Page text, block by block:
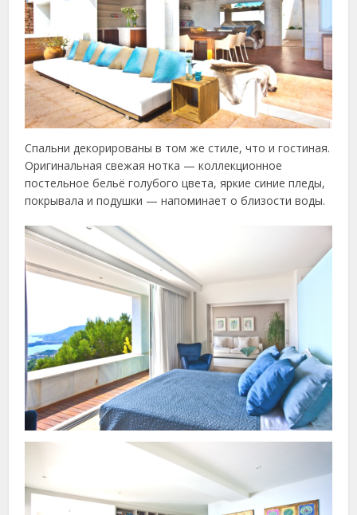
Спальни декорированы в том же стиле, что и гостиная.
Оригинальная свежая нотка — коллекционное
постельное бельё голубого цвета, яркие синие пледы,
покрывала и подушки — напоминает о близости воды.